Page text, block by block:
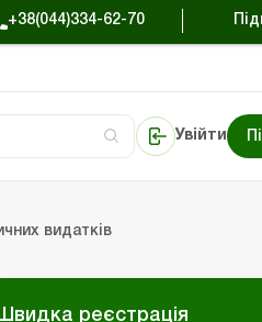
+38(044)334-62-70
Увійти
видатків
реєстрація